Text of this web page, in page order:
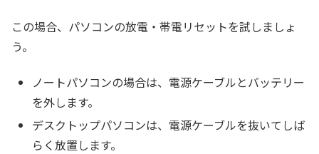
この場合、パソコンの放電・帯電リセットを試しましょ
う。
ノートパソコンの場合は、電源ケーブルとバッテリー
を外します。
デスクトップパソコンは、電源ケーブルを抜いてしば
らく放置します。